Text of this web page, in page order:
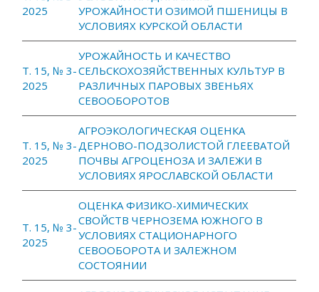
2025
УРОЖАЙНОСТИ ОЗИМОЙ ПШЕНИЦЫ В
УСЛОВИЯХ КУРСКОЙ ОБЛАСТИ
Т. 15, № 3-
2025
УРОЖАЙНОСТЬ И КАЧЕСТВО
СЕЛЬСКОХОЗЯЙСТВЕННЫХ КУЛЬТУР В
РАЗЛИЧНЫХ ПАРОВЫХ ЗВЕНЬЯХ
СЕВООБОРОТОВ
Т. 15, № 3-
2025
АГРОЭКОЛОГИЧЕСКАЯ ОЦЕНКА
ДЕРНОВО-ПОДЗОЛИСТОЙ ГЛЕЕВАТОЙ
ПОЧВЫ АГРОЦЕНОЗА И ЗАЛЕЖИ В
УСЛОВИЯХ ЯРОСЛАВСКОЙ ОБЛАСТИ
Т. 15, № 3-
2025
ОЦЕНКА ФИЗИКО-ХИМИЧЕСКИХ
СВОЙСТВ ЧЕРНОЗЕМА ЮЖНОГО В
УСЛОВИЯХ СТАЦИОНАРНОГО
СЕВООБОРОТА И ЗАЛЕЖНОМ
СОСТОЯНИИ